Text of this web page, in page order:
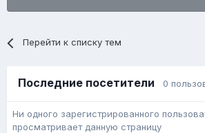
Перейти к списку тем
Последние посетители 0
Ни одного зарегистрированного
просматривает данную страницу